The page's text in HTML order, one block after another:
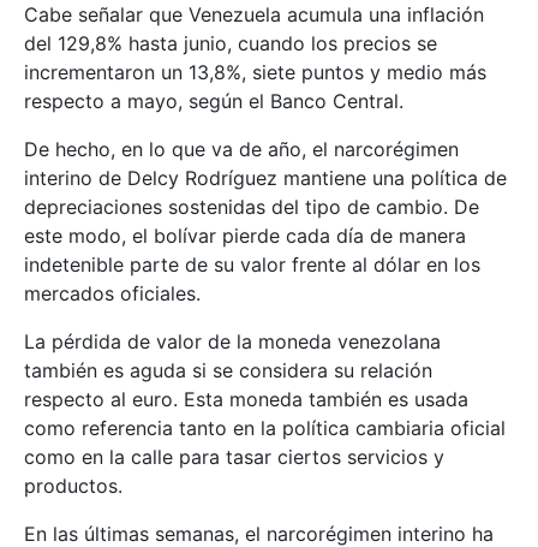
Cabe señalar que Venezuela acumula una inflación
del 129,8% hasta junio, cuando los precios se
incrementaron un 13,8%, siete puntos y medio más
respecto a mayo, según el Banco Central.
De hecho, en lo que va de año, el narcorégimen
interino de Delcy Rodríguez mantiene una política de
depreciaciones sostenidas del tipo de cambio. De
este modo, el bolívar pierde cada día de manera
indetenible parte de su valor frente al dólar en los
mercados oficiales.
La pérdida de valor de la moneda venezolana
también es aguda si se considera su relación
respecto al euro. Esta moneda también es usada
como referencia tanto en la política cambiaria oficial
como en la calle para tasar ciertos servicios y
productos.
En las últimas semanas, el narcorégimen interino ha